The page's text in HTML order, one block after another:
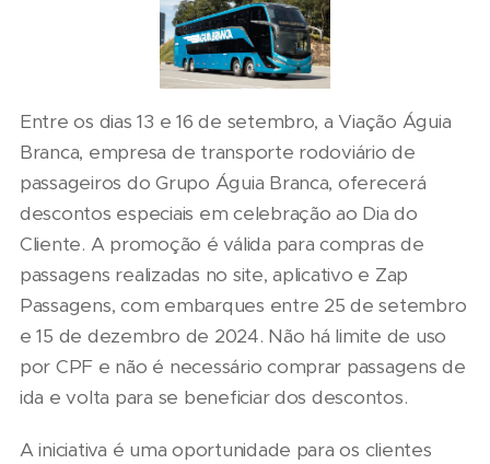
Entre os dias 13 e 16 de setembro, a Viação Águia
Branca, empresa de transporte rodoviário de
passageiros do Grupo Águia Branca, oferecerá
descontos especiais em celebração ao Dia do
Cliente. A promoção é válida para compras de
passagens realizadas no site, aplicativo e Zap
Passagens, com embarques entre 25 de setembro
e 15 de dezembro de 2024. Não há limite de uso
por CPF e não é necessário comprar passagens de
ida e volta para se beneficiar dos descontos.
A iniciativa é uma oportunidade para os clientes